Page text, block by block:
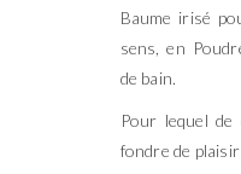
Baume irisé
sens, en
de bain.
Pour lequel
fondre de plaisir